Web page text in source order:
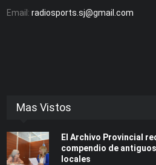
Email:radiosports.sj@gmail.com
Mas Vistos
El Archivo Provincial
compendio de
locales